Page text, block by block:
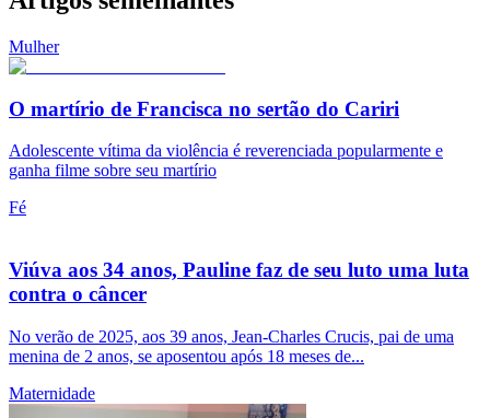
Mulher
O martírio de Francisca no sertão do Cariri
Adolescente vítima da violência é reverenciada popularmente e
ganha filme sobre seu martírio
Fé
Viúva aos 34 anos, Pauline faz de seu luto uma luta
contra o câncer
No verão de 2025, aos 39 anos, Jean-Charles Crucis, pai de uma
menina de 2 anos, se aposentou após 18 meses de...
Maternidade